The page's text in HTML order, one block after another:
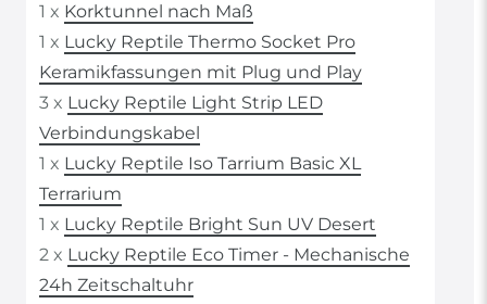
1 x Korktunnel nach Maß
1 x Lucky Reptile Thermo Socket Pro
Keramikfassungen mit Plug und Play
3 x Lucky Reptile Light Strip LED
Verbindungskabel
1 x Lucky Reptile Iso Tarrium Basic XL
Terrarium
1 x Lucky Reptile Bright Sun UV Desert
2 x Lucky Reptile Eco Timer - Mechanische
24h Zeitschaltuhr